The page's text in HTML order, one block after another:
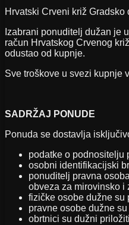
Hrvatski Crveni križ
Izabrani ponuditelj dužan je
račun Hrvatskog Crvenog
odustao od kupnje.
Sve troškove u svezi kupnje
SADRŽAJ PONUDE
Ponuda se dostavlja
podatke o podnositelju
osobni identifikacijski
ponuditelj pravna
obveza za mirovinsko i
fizičke osobe dužne
pravne osobe dužne
obrtnici su dužni